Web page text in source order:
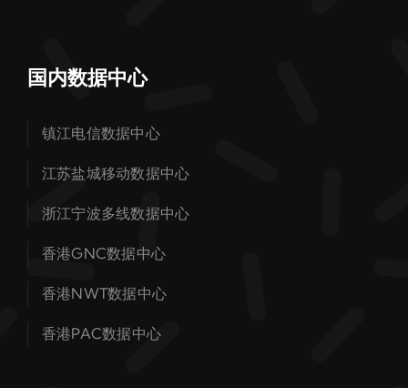
国内数据中心
镇江电信数据中心
江苏盐城移动数据中心
浙江宁波多线数据中心
香港GNC数据中心
香港NWT数据中心
香港PAC数据中心